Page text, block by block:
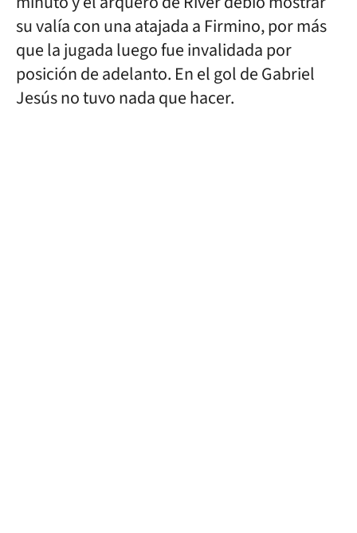
su valía con una atajada a Firmino, por más
que la jugada luego fue invalidada por
posición de adelanto. En el gol de Gabriel
Jesús no tuvo nada que hacer.